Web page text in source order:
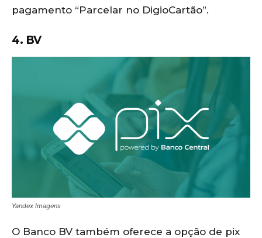
pagamento “Parcelar no DigioCartão”.
4. BV
Yandex Imagens
O Banco BV também oferece a opção de pix